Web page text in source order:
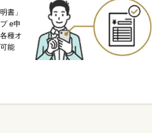
書」
e申
種オ
能